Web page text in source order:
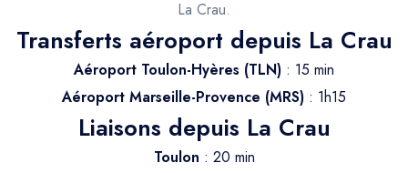
Trajet Gare SNCF
Trajet Port croisière
Trajet Séminaire
Trajet Santé
Réservation
Actualités & évènements
Contactez-nous
La Crau.
Transferts aéroport depuis La Crau
Aéroport Toulon-Hyères (TLN) : 15 min
Aéroport Marseille-Provence (MRS) : 1h15
Liaisons depuis La Crau
Toulon : 20 min